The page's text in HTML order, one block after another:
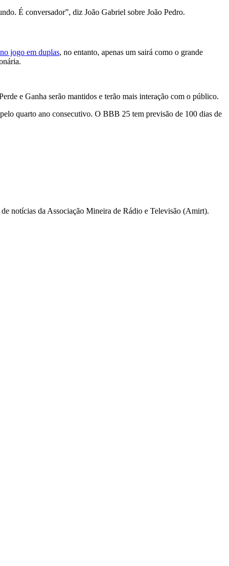
É conversador”, diz João Gabriel sobre João Pedro.
jogo em duplas, no entanto, apenas um sairá como o grande
e Ganha serão mantidos e terão mais interação com o público.
quarto ano consecutivo. O BBB 25 tem previsão de 100 dias de
notícias da Associação Mineira de Rádio e Televisão (Amirt).